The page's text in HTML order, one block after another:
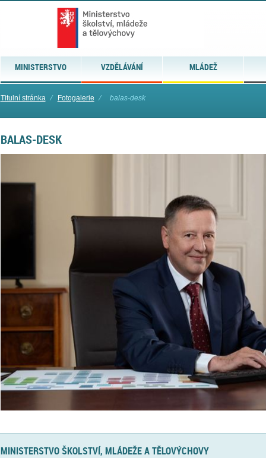
MINISTERSTVO VZDĚLÁVÁNÍ MLÁDEŽ
Titulní stránka ⁄ Fotogalerie ⁄ balas-desk
BALAS-DESK
MINISTERSTVO ŠKOLSTVÍ, MLÁDEŽE A TĚLOVÝCHOVY